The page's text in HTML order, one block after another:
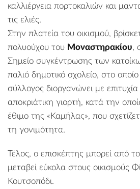
καλλιέργεια πορτοκαλιών και
τις ελιές.
Στην πλατεία του οικισμού,
πολυούχου του Μοναστηρακίου,
Σημείο συγκέντρωσης των
παλιό δημοτικό σχολείο, στο οποίο
σύλλογος διοργανώνει με
αποκριάτικη γιορτή, κατά την
έθιμο της «Καμήλας», που
τη γονιμότητα.
Τέλος, ο επισκέπτης μπορεί από το
μεταβεί εύκολα στους οικισμούς
Κουτσοπόδι.